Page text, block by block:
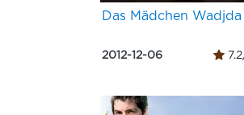
Das Mädchen Wadjda
2012-12-06